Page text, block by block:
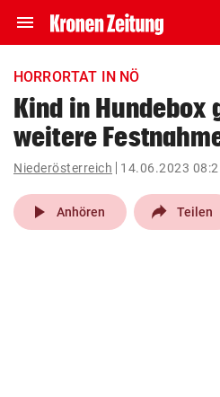
menu Navigation
ein-/ausklappen
account_circle Anmelden
pin_drop
Wien
HORRORTAT IN NÖ
Kind in Hundebox
weitere
Niederösterreich 14.06.2023
play_arrow Anhören Teilen